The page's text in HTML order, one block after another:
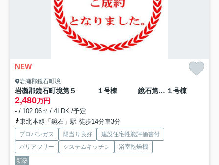
NEW
岩瀬郡鏡石町境
岩瀬郡鏡石町境第５ １号棟 鏡石第１小学校、鏡石中学区 １号棟
2,480万円
- / 102.06㎡ / 4LDK /予定
東北本線「鏡石」駅 徒歩14分車3分
プロパンガス 陽当り良好
建設住宅性能評価書付
バリアフリー
システムキッチン
浴室乾燥機
新築